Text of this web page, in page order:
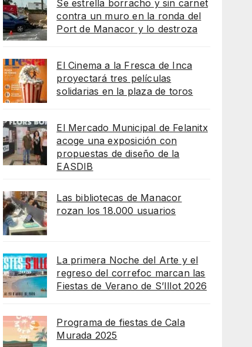
Se estrella borracho y sin carnet
contra un muro en la ronda del
Port de Manacor y lo destroza
El Cinema a la Fresca de Inca
proyectará tres películas
solidarias en la plaza de toros
El Mercado Municipal de Felanitx
acoge una exposición con
propuestas de diseño de la
EASDIB
Las bibliotecas de Manacor
rozan los 18.000 usuarios
La primera Noche del Arte y el
regreso del correfoc marcan las
Fiestas de Verano de S’Illot 2026
Programa de fiestas de Cala
Murada 2025